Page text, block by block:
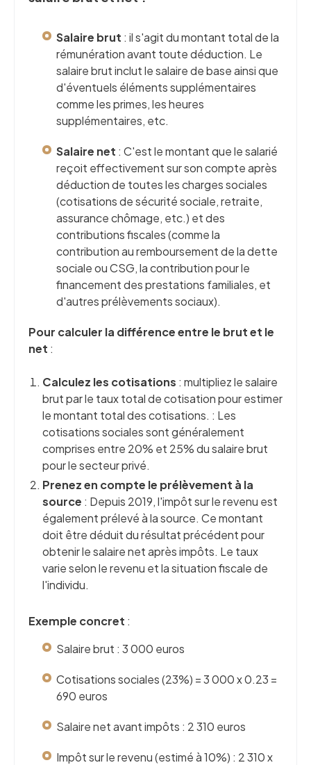
Salaire brut : il s'agit du montant total de la
rémunération avant toute déduction. Le
salaire brut inclut le salaire de base ainsi que
d'éventuels éléments supplémentaires
comme les primes, les heures
supplémentaires, etc.
Salaire net : C'est le montant que le salarié
reçoit effectivement sur son compte après
déduction de toutes les charges sociales
(cotisations de sécurité sociale, retraite,
assurance chômage, etc.) et des
contributions fiscales (comme la
contribution au remboursement de la dette
sociale ou CSG, la contribution pour le
financement des prestations familiales, et
d'autres prélèvements sociaux).
Pour calculer la différence entre le brut et le
net :
Calculez les cotisations : multipliez le salaire
brut par le taux total de cotisation pour estimer
le montant total des cotisations. : Les
cotisations sociales sont généralement
comprises entre 20% et 25% du salaire brut
pour le secteur privé.
Prenez en compte le prélèvement à la
source : Depuis 2019, l'impôt sur le revenu est
également prélevé à la source. Ce montant
doit être déduit du résultat précédent pour
obtenir le salaire net après impôts. Le taux
varie selon le revenu et la situation fiscale de
l'individu.
Exemple concret :
Salaire brut : 3 000 euros
Cotisations sociales (23%) = 3 000 x 0.23 =
690 euros
Salaire net avant impôts : 2 310 euros
Impôt sur le revenu (estimé à 10%) : 2 310 x